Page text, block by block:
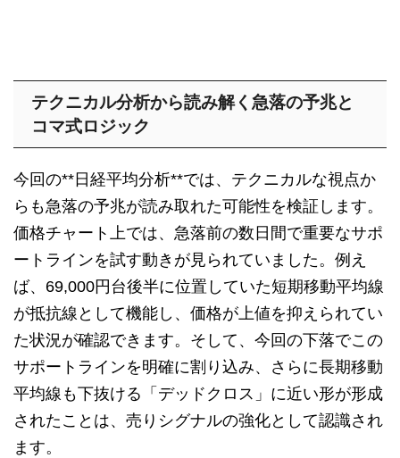
テクニカル分析から読み解く急落の予兆と
コマ式ロジック
今回の**日経平均分析**では、テクニカルな視点か
らも急落の予兆が読み取れた可能性を検証します。
価格チャート上では、急落前の数日間で重要なサポ
ートラインを試す動きが見られていました。例え
ば、69,000円台後半に位置していた短期移動平均線
が抵抗線として機能し、価格が上値を抑えられてい
た状況が確認できます。そして、今回の下落でこの
サポートラインを明確に割り込み、さらに長期移動
平均線も下抜ける「デッドクロス」に近い形が形成
されたことは、売りシグナルの強化として認識され
ます。